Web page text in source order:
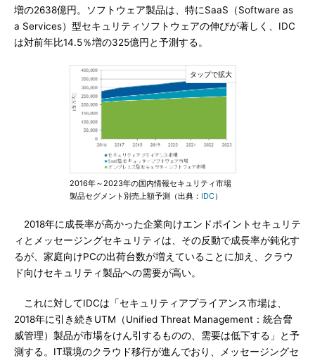
増の2638億円。ソフトウェア製品は、特にSaaS（Software as
a Services）型セキュリティソフトウェアの伸びが著しく、IDC
は対前年比14.5％増の325億円と予測する。
2016年～2023年の国内情報セキュリティ市場
製品セグメント別売上額予測（出典： IDC）
2018年に成長率が高かった企業向けエンドポイントセキュリテ
ィとメッセージングセキュリティは、その反動で成長率が鈍化す
るが、家庭向けPCの出荷台数が増えていることに加え、クラウ
ド向けセキュリティ製品への需要が高い。
これに対してIDCは「セキュリティアプライアンス市場は、
2018年に引き続きUTM（Unified Threat Management：統合脅
威管理）製品が市場をけん引するものの、需要は低下する」と予
測する。IT環境のクラウド移行が進んでおり、メッセージングセ